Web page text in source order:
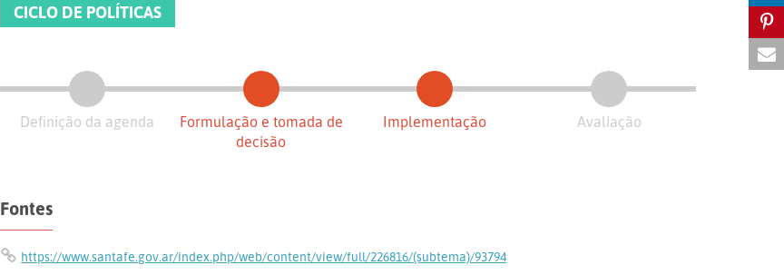
CICLO DE POLÍTICAS
Definição da agenda
Formulação e tomada de
decisão
Implementação Avaliação
Fontes
https://www.santafe.gov.ar/index.php/web/content/view/full/226816/(subtema)/93794